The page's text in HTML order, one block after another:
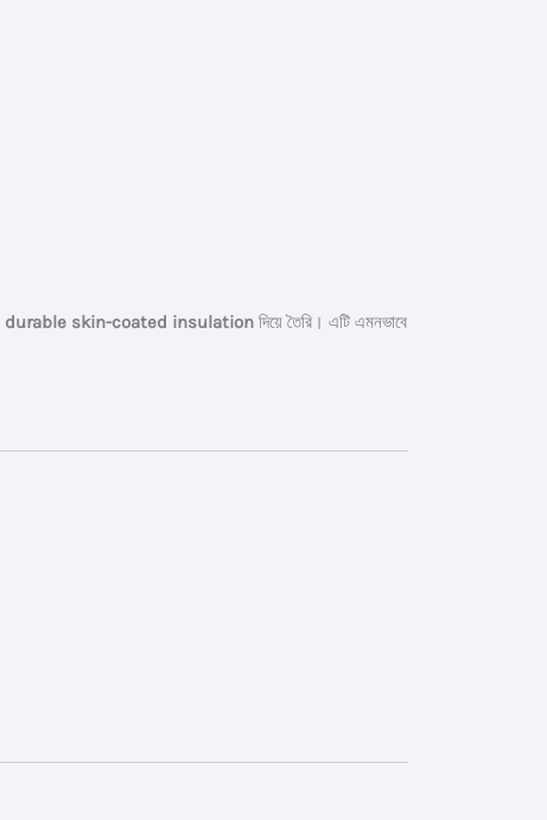
durable skin-coated insulation দিয়ে তৈরি। এটি এমনভাবে